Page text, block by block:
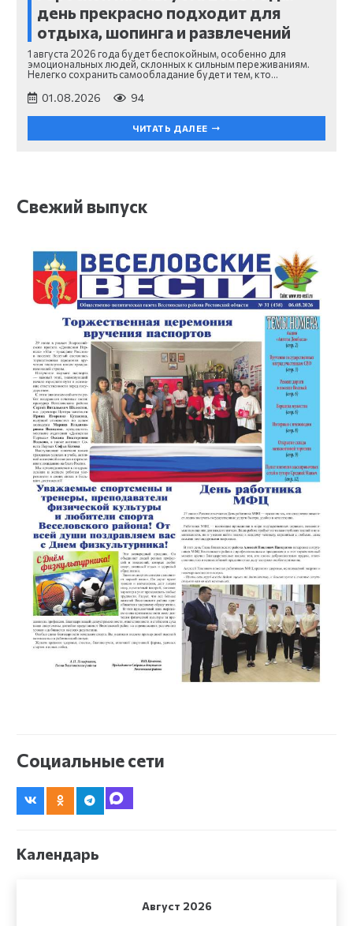
день прекрасно подходит для
отдыха, шопинга и развлечений
1 августа 2026 года будет беспокойным, особенно для
эмоциональных людей, склонных к сильным переживаниям.
Нелегко сохранить самообладание будет и тем, кто…
01.08.2026 94
ЧИТАТЬ ДАЛЕЕ
Свежий выпуск
Социальные сети
Календарь
Август 2026